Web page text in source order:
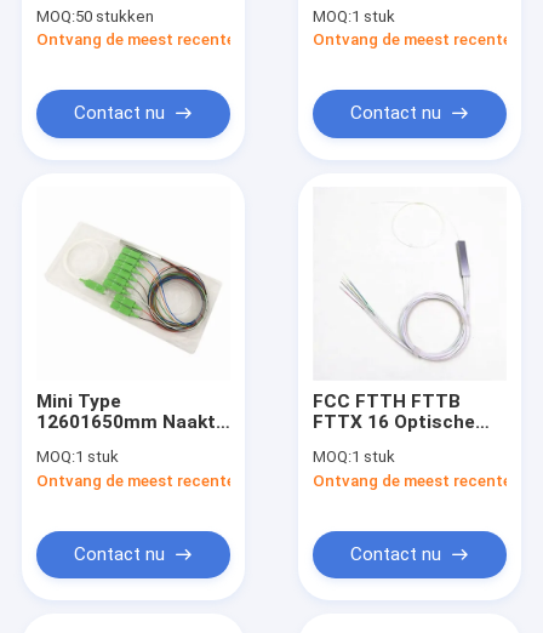
FC/APC de Vezel
Optische PLC
MOQ:50 stukken
Ontvang de meest recente Prijs
Contact nu
Vezel Splitser
MOQ:1 stuk
Ontvang de meest recente
Contact nu
Mini Type
12601650mm Naakte
Splitser
MOQ:1 stuk
Ontvang de meest recente Prijs
Contact nu
FCC FTTH FTTB
FTTX 16 Optische
Maniervezel Splitser
MOQ:1 stuk
Ontvang de meest recente
Contact nu